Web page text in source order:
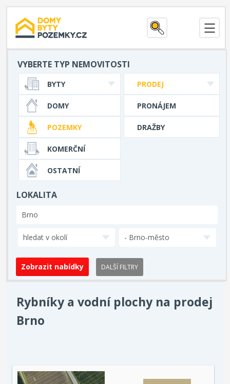
VYBERTE TYP NEMOVITOSTI
PRODEJ
PRONÁJEM
DRAŽBY
BYTY
DOMY
POZEMKY
KOMERČNÍ
OSTATNÍ
LOKALITA
hledat v okolí - Brno-město
DALŠÍ FILTRY
Rybníky a vodní plochy na prodej
Brno